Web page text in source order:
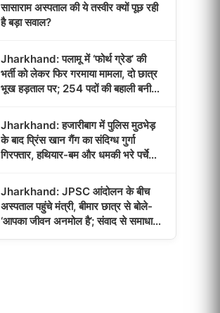
सासाराम अस्पताल की ये तस्वीर क्यों पूछ रही
है बड़ा सवाल?
Jharkhand: पलामू में ‘फोर्थ ग्रेड’ की
भर्ती को लेकर फिर गरमाया मामला, दो छात्र
भूख हड़ताल पर; 254 पदों की बहाली बनी
Jharkhand: हजारीबाग में पुलिस मुठभेड़
के बाद प्रिंस खान गैंग का संदिग्ध गुर्गा
गिरफ्तार, हथियार-बम और धमकी भरे पर्चे
Jharkhand: JPSC आंदोलन के बीच
अस्पताल पहुंचे मंत्री, बीमार छात्र से बोले-
‘आपका जीवन अनमोल है’; संवाद से समाधान
का भरोसा!